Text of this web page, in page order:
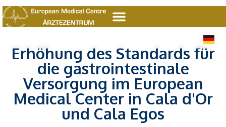
Erhöhung des Standards für
die gastrointestinale
Versorgung im European
Medical Center in Cala d'Or
und Cala Egos